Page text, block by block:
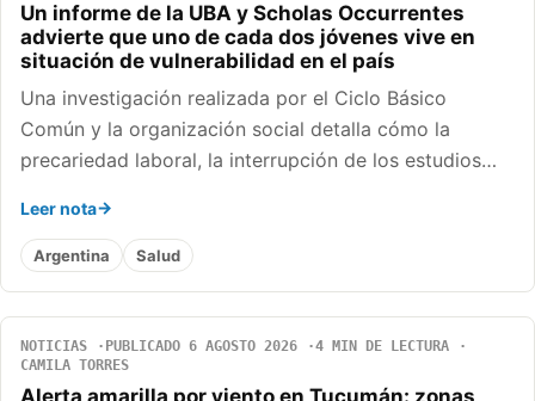
Un informe de la UBA y Scholas Occurrentes
advierte que uno de cada dos jóvenes vive en
situación de vulnerabilidad en el país
Una investigación realizada por el Ciclo Básico
Común y la organización social detalla cómo la
precariedad laboral, la interrupción de los estudios…
Leer nota
Argentina Salud
NOTICIAS PUBLICADO 6 AGOSTO 2026
4 MIN DE LECTURA
CAMILA TORRES